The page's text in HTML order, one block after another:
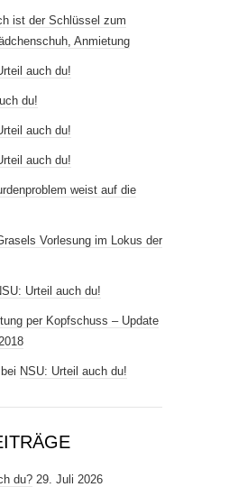
ist der Schlüssel zum
Anmietung
auch du!
du!
auch du!
auch du!
weist auf die
Vorlesung im Lokus der
Urteil auch du!
per Kopfschuss – Update
bei NSU: Urteil auch du!
du? 29. Juli 2026